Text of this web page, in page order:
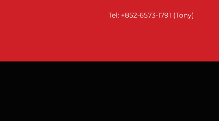
Tel: +852-6573-1791 (Tony)